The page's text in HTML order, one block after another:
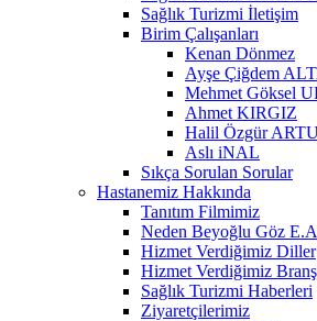
Sağlık Turizmi İletişim
Birim Çalışanları
Kenan Dönmez
Ayşe Çiğdem
Mehmet Göksel
Ahmet KIRGIZ
Halil Özgür
Aslı iNAL
Sıkça Sorulan Sorular
Hastanemiz Hakkında
Tanıtım Filmimiz
Neden Beyoğlu Göz
Hizmet Verdiğimiz Diller
Hizmet Verdiğimiz
Sağlık Turizmi Haberleri
Ziyaretçilerimiz